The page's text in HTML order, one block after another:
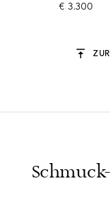
€ 3.300